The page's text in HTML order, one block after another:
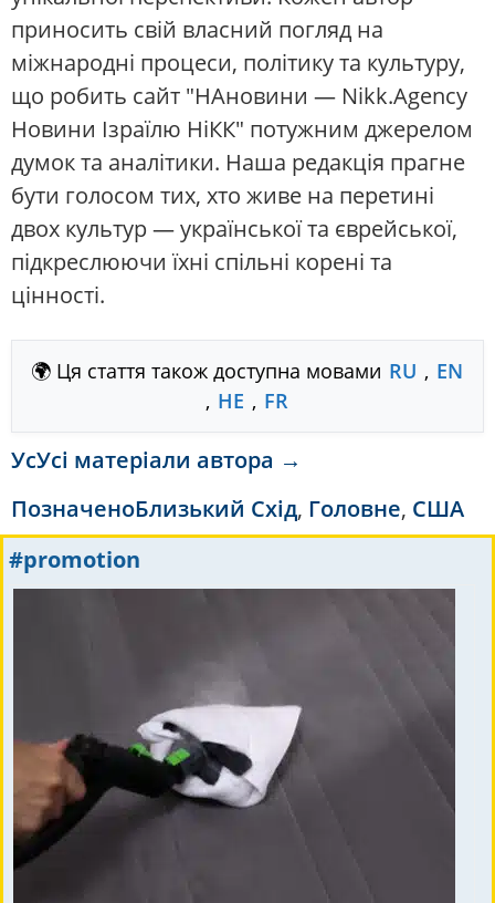
приносить свій власний погляд на
міжнародні процеси, політику та культуру,
що робить сайт "НАновини — Nikk.Agency
Новини Ізраїлю НіКК" потужним джерелом
думок та аналітики. Наша редакція прагне
бути голосом тих, хто живе на перетині
двох культур — української та єврейської,
підкреслюючи їхні спільні корені та
цінності.
🌍 Ця стаття також доступна мовами RU , EN
, HE , FR
УсУсі матеріали автора →
ПозначеноБлизький Схід, Головне, США
#promotion